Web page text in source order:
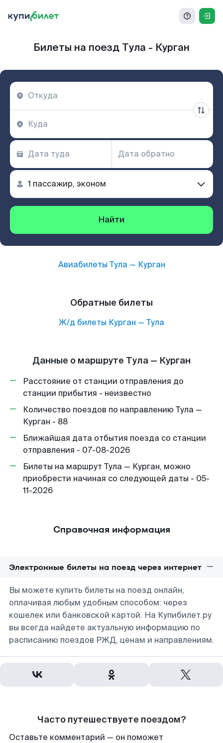
Билеты на поезд Тула - Курган
Найти
Авиабилеты Тула — Курган
Обратные билеты
Ж/д билеты Курган — Тула
Данные о маршруте Тула — Курган
Расстояние от станции отправления до
станции прибытия - неизвестно
Количество поездов по направлению Тула —
Курган - 88
Ближайшая дата отбытия поезда со станции
отправления - 07-08-2026
Билеты на маршрут Тула — Курган, можно
приобрести начиная со следующей даты - 05-
11-2026
Справочная информация
Электронные билеты на поезд через интернет
Вы можете купить билеты на поезд онлайн,
оплачивая любым удобным способом: через
кошелек или банковской картой. На Купибилет.ру
вы всегда найдете актуальную информацию по
расписанию поездов РЖД, ценам и направлениям.
Часто путешествуете поездом?
Оставьте комментарий — он поможет